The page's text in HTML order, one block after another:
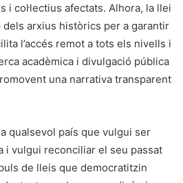
i col·lectius afectats. Alhora, la llei
arxius històrics per a garantir
l’accés remot a tots els nivells i
acadèmica i divulgació pública
una narrativa transparent
qualsevol país que vulgui ser
i vulgui reconciliar el seu passat
de lleis que democratitzin